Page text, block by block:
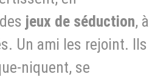
jeux de séduction, à
Un ami les rejoint. Ils
niquent, se